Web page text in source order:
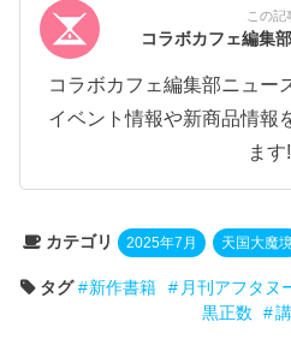
この記
コラボカフェ編集
コラボカフェ編集部ニュー
イベント情報や新商品情報
ます!
カテゴリ 2025年7月 天国大魔境
タグ 新作書籍 月刊アフタヌ
黒正数